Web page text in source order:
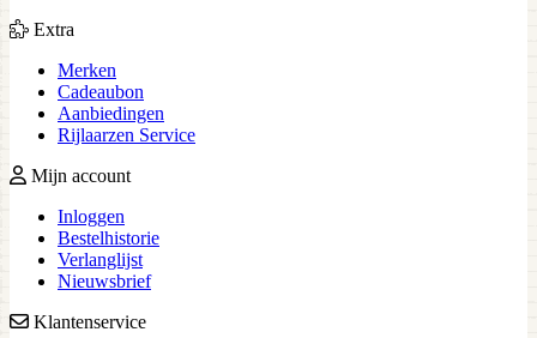
Extra
Merken
Cadeaubon
Aanbiedingen
Rijlaarzen Service
Mijn account
Inloggen
Bestelhistorie
Verlanglijst
Nieuwsbrief
Klantenservice